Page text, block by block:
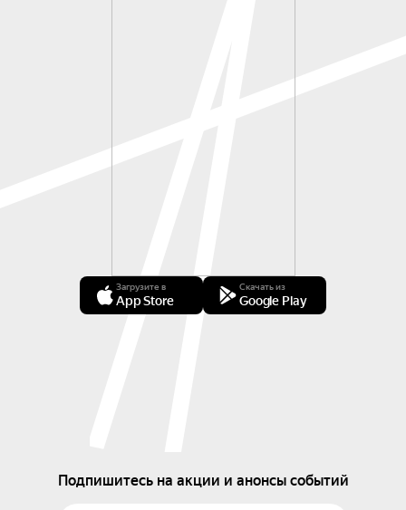
Загрузите в
App Store
Скачать из
Google Play
Подпишитесь на акции и анонсы событий